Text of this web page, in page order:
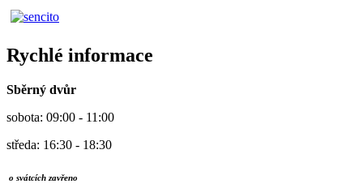
Rychlé informace
Sběrný dvůr
sobota: 09:00 - 11:00
středa: 16:30 - 18:30
o svátcích zavřeno